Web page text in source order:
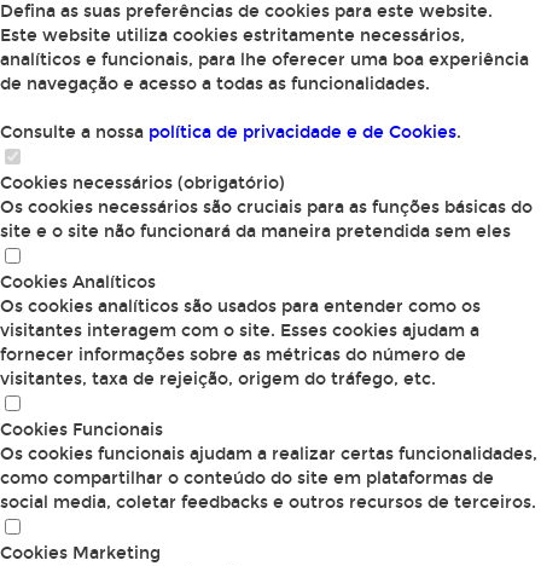
Defina as suas preferências de cookies para este website.
Este website utiliza cookies estritamente necessários,
analíticos e funcionais, para lhe oferecer uma boa experiência
de navegação e acesso a todas as funcionalidades.
Consulte a nossa política de privacidade e de Cookies.
Cookies necessários (obrigatório)
Os cookies necessários são cruciais para as funções básicas do
site e o site não funcionará da maneira pretendida sem eles
Cookies Analíticos
Os cookies analíticos são usados para entender como os
visitantes interagem com o site. Esses cookies ajudam a
fornecer informações sobre as métricas do número de
visitantes, taxa de rejeição, origem do tráfego, etc.
Cookies Funcionais
Os cookies funcionais ajudam a realizar certas funcionalidades,
como compartilhar o conteúdo do site em plataformas de
social media, coletar feedbacks e outros recursos de terceiros.
Cookies Marketing